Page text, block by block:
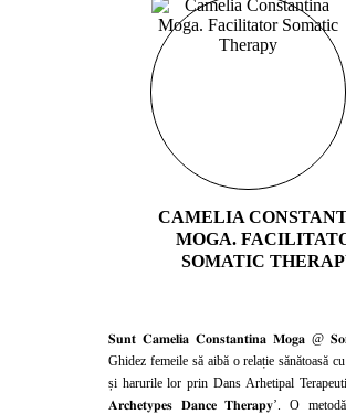
CAMELIA
MOGA.
SOMATIC
𝐒𝐮𝐧𝐭 𝐂𝐚𝐦𝐞𝐥𝐢𝐚 𝐂𝐨𝐧𝐬𝐭𝐚𝐧𝐭𝐢𝐧𝐚 𝐌𝐨𝐠𝐚 @
Ghidez femeile să aibă o relație sănătoasă
și harurile lor prin Dans Arhetipal
𝐀𝐫𝐜𝐡𝐞𝐭𝐲𝐩𝐞𝐬 𝐃𝐚𝐧𝐜𝐞 𝐓𝐡𝐞𝐫𝐚𝐩𝐲’. O metodă care folosește